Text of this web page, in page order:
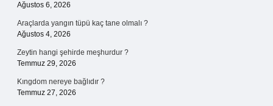
Ağustos 6, 2026
Araçlarda yangın tüpü kaç tane olmalı ?
Ağustos 4, 2026
Zeytin hangi şehirde meşhurdur ?
Temmuz 29, 2026
Kıngdom nereye bağlıdır ?
Temmuz 27, 2026